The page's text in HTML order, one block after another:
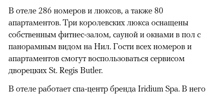
В отеле 286 номеров и люксов, а также 80
апартаментов. Три королевских люкса оснащены
собственным фитнес-залом, сауной и окнами в пол с
панорамным видом на Нил. Гости всех номеров и
апартаментов смогут воспользоваться сервисом
дворецких St. Regis Butler.
В отеле работает спа-центр бренда Iridium Spa. В него